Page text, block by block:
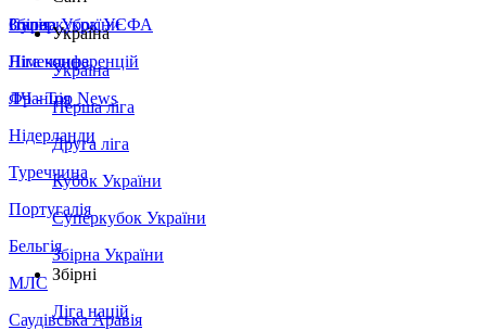
Збірна України
Італія
Німеччина
Франція
Нідерланди
Туреччина
Португалія
Бельгія
МЛС
Саудівська Аравія
Суперкубок УЄФА
Ліга конференцій
ЛЧ - Top News
Україна
Україна
Перша ліга
Друга ліга
Кубок України
Суперкубок України
Збірна України
Збірні
Ліга націй